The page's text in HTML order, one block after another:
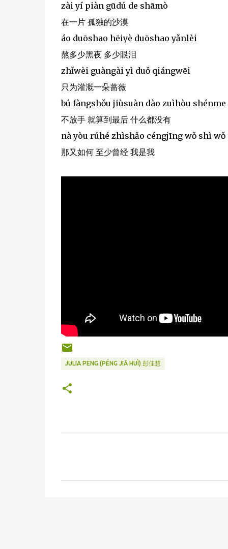
zài yí piàn gūdú de shāmò
在一片 孤独的沙漠
áo duōshao hēiyè duōshao yǎnlèi
熬多少黑夜 多少眼泪
zhǐwèi guàngài yì duǒ qiángwēi
只为灌溉一朵蔷薇
bú fàngshǒu jiùsuàn dào zuìhòu shénme
不放手 就算到最后 什么都没有
nà yòu rúhé zhìshǎo céngjīng wǒ shì wǒ
那又如何 至少曾经 我是我
JULIA PENG (PÉNG JIĀ HUÌ) 彭佳慧